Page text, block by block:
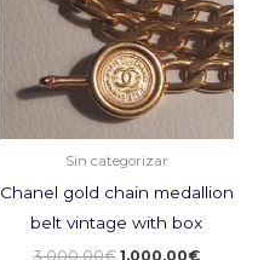
Sin categorizar
Chanel gold chain medallion
belt vintage with box
3.000,00€ 1.000,00€